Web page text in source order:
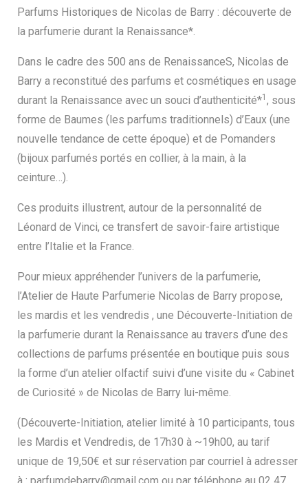
Parfums Historiques de Nicolas de Barry : découverte de
la parfumerie durant la Renaissance*.
Dans le cadre des 500 ans de RenaissanceS, Nicolas de
Barry a reconstitué des parfums et cosmétiques en usage
durant la Renaissance avec un souci d’authenticité*1 , sous
forme de Baumes (les parfums traditionnels) d’Eaux (une
nouvelle tendance de cette époque) et de Pomanders
(bijoux parfumés portés en collier, à la main, à la
ceinture…).
Ces produits illustrent, autour de la personnalité de
Léonard de Vinci, ce transfert de savoir-faire artistique
entre l’Italie et la France.
Pour mieux appréhender l’univers de la parfumerie,
l’Atelier de Haute Parfumerie Nicolas de Barry propose,
les mardis et les vendredis , une Découverte-Initiation de
la parfumerie durant la Renaissance au travers d’une des
collections de parfums présentée en boutique puis sous
la forme d’un atelier olfactif suivi d’une visite du « Cabinet
de Curiosité » de Nicolas de Barry lui-même.
(Découverte-Initiation, atelier limité à 10 participants, tous
les Mardis et Vendredis, de 17h30 à ~19h00, au tarif
unique de 19,50€ et sur réservation par courriel à adresser